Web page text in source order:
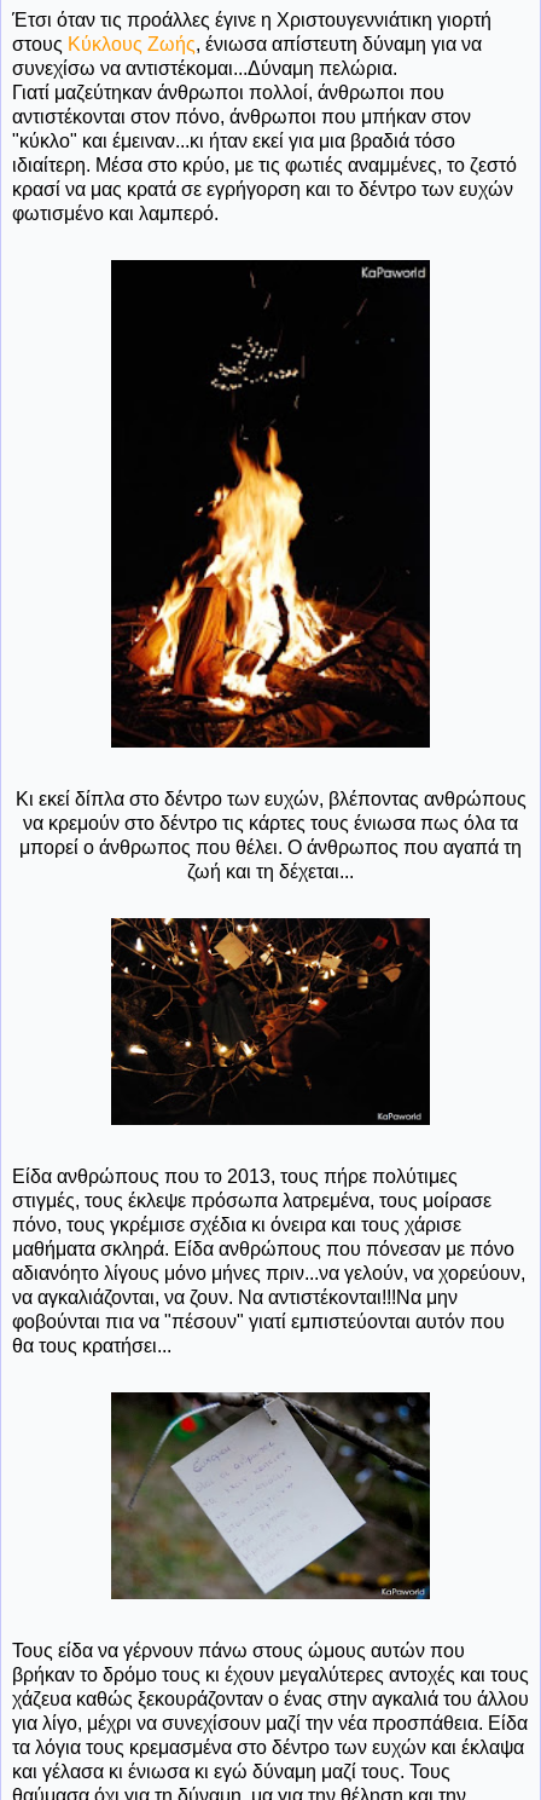
Έτσι όταν τις προάλλες έγινε η Χριστουγεννιάτικη γιορτή
στους Κύκλους Ζωής, ένιωσα απίστευτη δύναμη για να
συνεχίσω να αντιστέκομαι...Δύναμη πελώρια.
Γιατί μαζεύτηκαν άνθρωποι πολλοί, άνθρωποι που
αντιστέκονται στον πόνο, άνθρωποι που μπήκαν στον
"κύκλο" και έμειναν...κι ήταν εκεί για μια βραδιά τόσο
ιδιαίτερη. Μέσα στο κρύο, με τις φωτιές αναμμένες, το ζεστό
κρασί να μας κρατά σε εγρήγορση και το δέντρο των ευχών
φωτισμένο και λαμπερό.
Κι εκεί δίπλα στο δέντρο των ευχών, βλέποντας ανθρώπους
να κρεμούν στο δέντρο τις κάρτες τους ένιωσα πως όλα τα
μπορεί ο άνθρωπος που θέλει. Ο άνθρωπος που αγαπά τη
ζωή και τη δέχεται...
Είδα ανθρώπους που το 2013, τους πήρε πολύτιμες
στιγμές, τους έκλεψε πρόσωπα λατρεμένα, τους μοίρασε
πόνο, τους γκρέμισε σχέδια κι όνειρα και τους χάρισε
μαθήματα σκληρά. Είδα ανθρώπους που πόνεσαν με πόνο
αδιανόητο λίγους μόνο μήνες πριν...να γελούν, να χορεύουν,
να αγκαλιάζονται, να ζουν. Να αντιστέκονται!!!Να μην
φοβούνται πια να "πέσουν" γιατί εμπιστεύονται αυτόν που
θα τους κρατήσει...
Τους είδα να γέρνουν πάνω στους ώμους αυτών που
βρήκαν το δρόμο τους κι έχουν μεγαλύτερες αντοχές και τους
χάζευα καθώς ξεκουράζονταν ο ένας στην αγκαλιά του άλλου
για λίγο, μέχρι να συνεχίσουν μαζί την νέα προσπάθεια. Είδα
τα λόγια τους κρεμασμένα στο δέντρο των ευχών και έκλαψα
και γέλασα κι ένιωσα κι εγώ δύναμη μαζί τους. Τους
θαύμασα όχι για τη δύναμη, μα για την θέληση και την